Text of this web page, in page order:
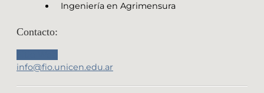
Ingeniería en Agrimensura
Contacto:
info@fio.unicen.edu.ar